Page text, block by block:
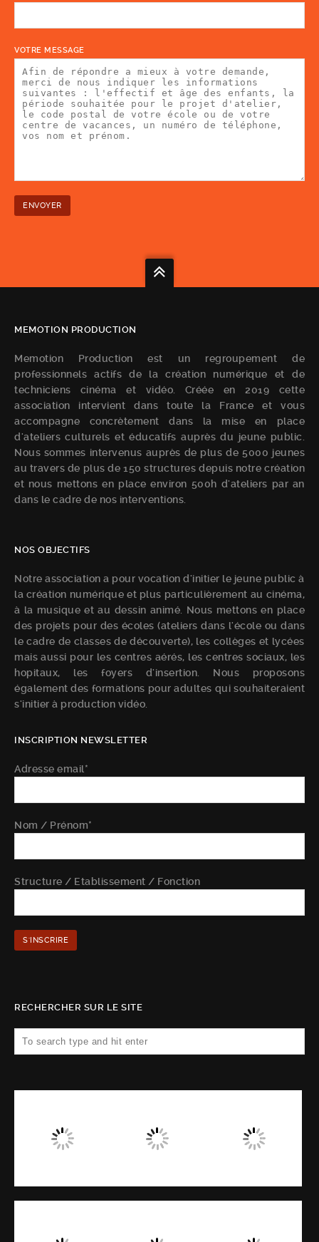
VOTRE MESSAGE
MEMOTION PRODUCTION
Memotion Production est un regroupement de
professionnels actifs de la création numérique et de
techniciens cinéma et vidéo. Créée en 2019 cette
association intervient dans toute la France et vous
accompagne concrètement dans la mise en place
d'ateliers culturels et éducatifs auprès du jeune public.
Nous sommes intervenus auprès de plus de 5000 jeunes
au travers de plus de 150 structures depuis notre création
et nous mettons en place environ 500h d'ateliers par an
dans le cadre de nos interventions.
NOS OBJECTIFS
Notre association a pour vocation d'initier le jeune public à
la création numérique et plus particulièrement au cinéma,
à la musique et au dessin animé. Nous mettons en place
des projets pour des écoles (ateliers dans l'école ou dans
le cadre de classes de découverte), les collèges et lycées
mais aussi pour les centres aérés, les centres sociaux, les
hopitaux, les foyers d'insertion. Nous proposons
également des formations pour adultes qui souhaiteraient
s'initier à production vidéo.
INSCRIPTION NEWSLETTER
Adresse email*
Nom / Prénom*
Structure / Etablissement / Fonction
RECHERCHER SUR LE SITE